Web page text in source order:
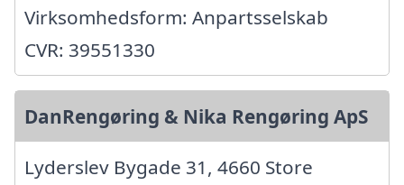
Virksomhedsform: Anpartsselskab
CVR: 39551330
DanRengøring & Nika Rengøring ApS
Lyderslev Bygade 31, 4660 Store